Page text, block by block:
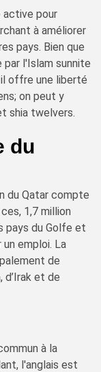
active pour
à améliorer
pays. Bien que
l'Islam sunnite
offre une liberté
on peut y
shia twelvers.
du
du Qatar compte
1,7 million
pays du Golfe et
emploi. La
de
d’Irak et de
à la
l'anglais est